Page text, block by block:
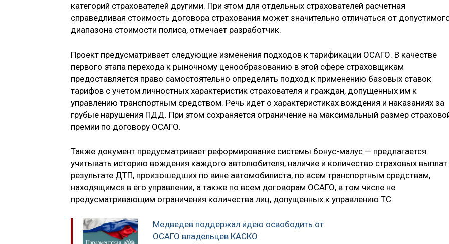
категорий страхователей другими. При этом для отдельных страхователей расчетная
справедливая стоимость договора страхования может значительно отличаться от
диапазона стоимости полиса, отмечает разработчик.
Проект предусматривает следующие изменения подходов к тарификации ОСАГО. В качестве
первого этапа перехода к рыночному ценообразованию в этой сфере страховщикам
предоставляется право самостоятельно определять подход к применению базовых ставок
тарифов с учетом личностных характеристик страхователя и граждан, допущенных им к
управлению транспортным средством. Речь идет о характеристиках вождения и наказаниях за
грубые нарушения ПДД. При этом сохраняется ограничение на максимальный размер
премии по договору ОСАГО.
Также документ предусматривает реформирование системы бонус-малус — предлагается
учитывать историю вождения каждого автолюбителя, наличие и количество страховых выплат
результате ДТП, произошедших по вине автомобилиста, по всем транспортным средствам,
находящимся в его управлении, а также по всем договорам ОСАГО, в том числе не
предусматривающим ограничения количества лиц, допущенных к управлению ТС.
Медведев поддержал идею освободить от
ОСАГО владельцев КАСКО